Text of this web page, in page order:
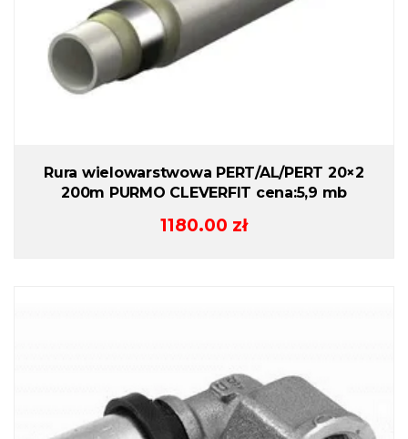
Rura wielowarstwowa PERT/AL/PERT 20×2
200m PURMO CLEVERFIT cena:5,9 mb
1180.00 zł